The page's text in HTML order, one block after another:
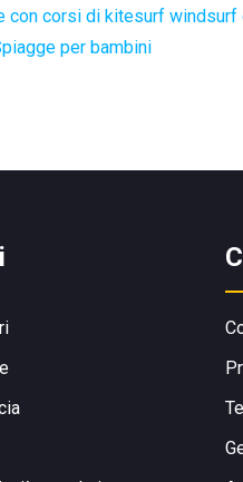
con corsi di kitesurf windsurf
per bambini